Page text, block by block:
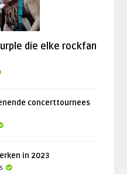
die elke rockfan
concerttournees
in 2023